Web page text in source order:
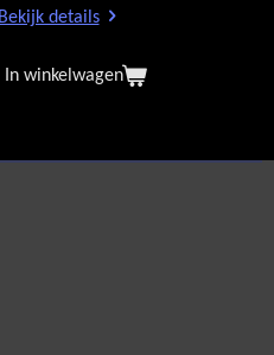
Bekijk details
In winkelwagen